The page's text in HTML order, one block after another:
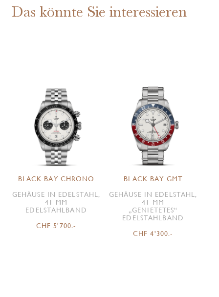
Das könnte Sie interessieren
BLACK BAY CHRONO
GEHÄUSE IN EDELSTAHL,
41 MM
EDELSTAHLBAND
CHF 5'700.-
BLACK BAY GMT
GEHÄUSE IN EDELSTAHL,
41 MM
„GENIETETES“
EDELSTAHLBAND
CHF 4'300.-